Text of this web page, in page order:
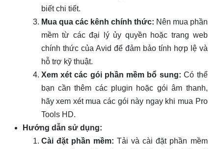
biết chi tiết.
Mua qua các kênh chính thức: Nên mua phần
mềm từ các đại lý ủy quyền hoặc trang web
chính thức của Avid để đảm bảo tính hợp lệ và
hỗ trợ kỹ thuật.
Xem xét các gói phần mềm bổ sung: Có thể
bạn cần thêm các plugin hoặc gói âm thanh,
hãy xem xét mua các gói này ngay khi mua Pro
Tools HD.
Hướng dẫn sử dụng:
Cài đặt phần mềm: Tải và cài đặt phần mềm